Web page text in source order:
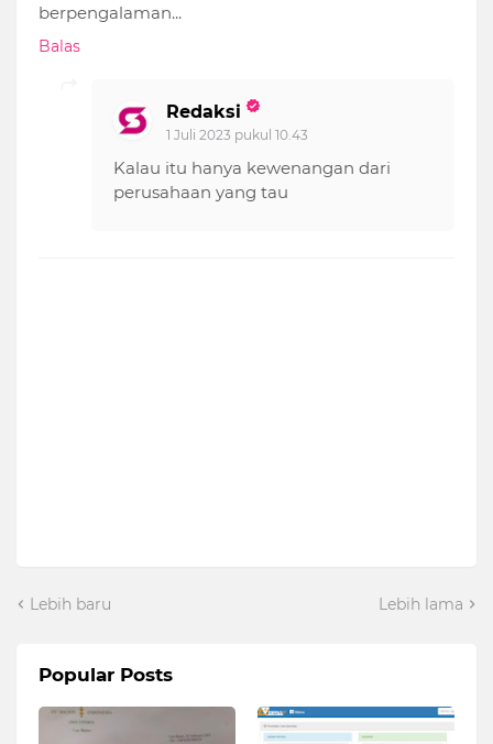
berpengalaman...
Balas
Redaksi
1 Juli 2023 pukul 10.43
Kalau itu hanya kewenangan dari
perusahaan yang tau
Lebih baru Lebih lama
Popular Posts